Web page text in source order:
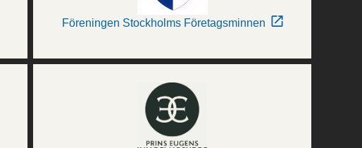
Föreningen Stockholms Företagsminnen